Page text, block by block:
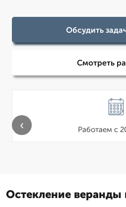
Обсудить
Смотреть
Работаем с
‹
Остекление веранды